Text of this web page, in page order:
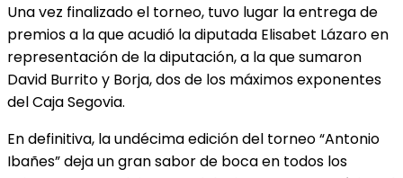
Una vez finalizado el torneo, tuvo lugar la entrega de
premios a la que acudió la diputada Elisabet Lázaro en
representación de la diputación, a la que sumaron
David Burrito y Borja, dos de los máximos exponentes
del Caja Segovia.
En definitiva, la undécima edición del torneo “Antonio
Ibañes” deja un gran sabor de boca en todos los